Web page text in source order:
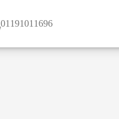
01191011696